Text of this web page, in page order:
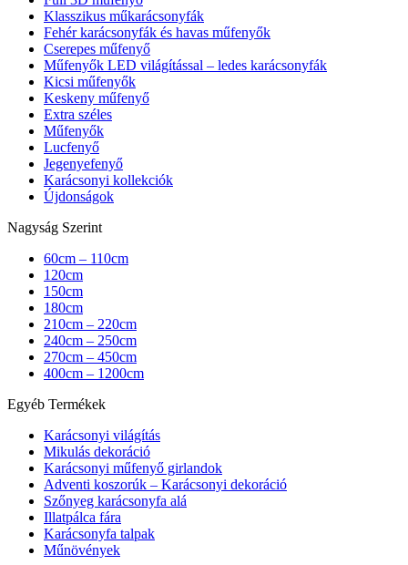
Klasszikus műkarácsonyfák
Fehér karácsonyfák és havas műfenyők
Cserepes műfenyő
Műfenyők LED világítással – ledes karácsonyfák
Kicsi műfenyők
Keskeny műfenyő
Extra széles
Műfenyők
Lucfenyő
Jegenyefenyő
Karácsonyi kollekciók
Újdonságok
Nagyság Szerint
60cm – 110cm
120cm
150cm
180cm
210cm – 220cm
240cm – 250cm
270cm – 450cm
400cm – 1200cm
Egyéb Termékek
Karácsonyi világítás
Mikulás dekoráció
Karácsonyi műfenyő girlandok
Adventi koszorúk – Karácsonyi dekoráció
Szőnyeg karácsonyfa alá
Illatpálca fára
Karácsonyfa talpak
Műnövények